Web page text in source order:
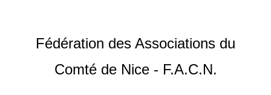
Fédération des Associations du
Comté de Nice - F.A.C.N.